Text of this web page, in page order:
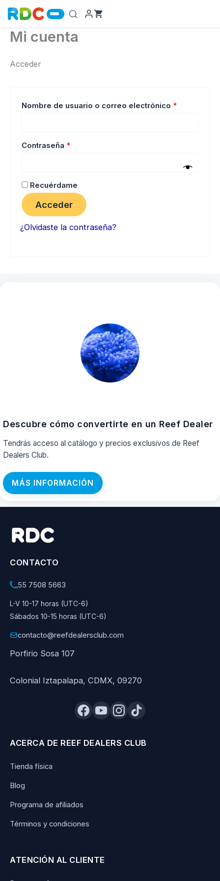
contenido
Mi cuenta
Acceder
Nombre de usuario o correo electrónico *
Contraseña *
Recuérdame
Acceder
¿Olvidaste la contraseña?
Descubre cómo convertirte en un Reef Dealer
Tendrás acceso al catálogo y precios exclusivos de Reef
Dealers Club.
MÁS INFORMACIÓN
CONTACTO
55 7508 5663
L-V 10-17 horas (UTC-6)
Sábados 10-15 horas (UTC-6)
contacto@reefdealersclub.com
Porfirio Sosa 107
Colonial Iztapalapa, CDMX, 09270
ACERCA DE REEF DEALERS CLUB
Tienda física
Blog
Programa de afiliados
Términos y condiciones
ATENCIÓN AL CLIENTE